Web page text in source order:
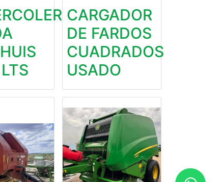
CARGADOR
DE FARDOS
CUADRADOS
USADO